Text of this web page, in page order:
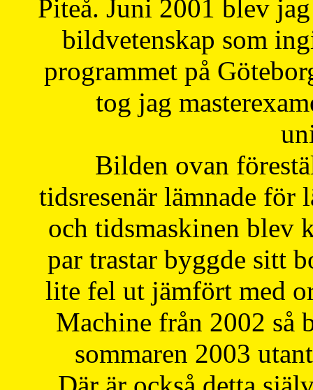
Piteå. Juni 2001 blev
bildvetenskap som
programmet på
tog jag
Bilden ovan
tidsresenär lämnade för
och tidsmaskinen blev
par trastar byggde sitt
lite fel ut jämfört med
Machine från 2002 så
sommaren 2003